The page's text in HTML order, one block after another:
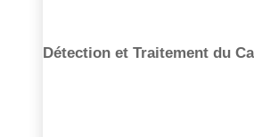
Détection et Traitement du